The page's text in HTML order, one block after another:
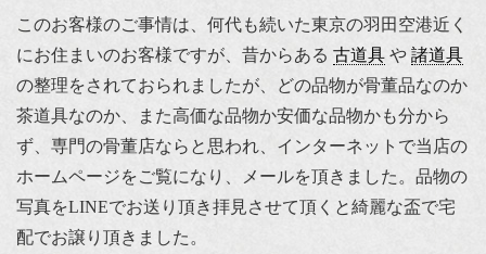
このお客様のご事情は、何代も続いた東京の羽田空港近く
にお住まいのお客様ですが、昔からある 古道具 や 諸道具
の整理をされておられましたが、どの品物が骨董品なのか
茶道具なのか、また高価な品物か安価な品物かも分から
ず、専門の骨董店ならと思われ、インターネットで当店の
ホームページをご覧になり、メールを頂きました。品物の
写真をLINEでお送り頂き拝見させて頂くと綺麗な盃で宅
配でお譲り頂きました。